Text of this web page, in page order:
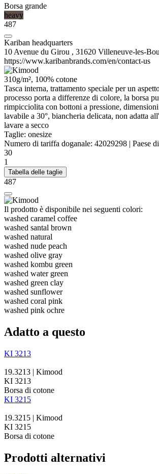
Borsa grande
heavy
487
Kariban headquarters
10 Avenue du Girou , 31620 Villeneuve-les-
https://www.karibanbrands.com/en/contact-us
310g/m², 100% cotone
Tasca interna, trattamento speciale per un
processo porta a differenze di colore, la borsa
rimpicciolita con bottoni a pressione,
lavabile a 30°, biancheria delicata, non adatta
lavare a secco
Taglie: onesize
Numero di tariffa doganale: 42029298 | Paese
30
1
Tabella delle taglie
487
Il prodotto è disponibile nei seguenti colori:
washed caramel coffee
washed santal brown
washed natural
washed nude peach
washed olive gray
washed kombu green
washed water green
washed green clay
washed sunflower
washed coral pink
washed pink ochre
Adatto a questo
KI 3213
19.3213 | Kimood
KI 3213
Borsa di cotone
KI 3215
19.3215 | Kimood
KI 3215
Borsa di cotone
Prodotti alternativi